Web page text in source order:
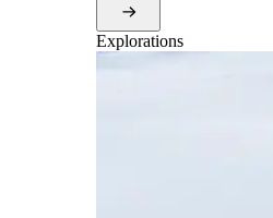
Explorations